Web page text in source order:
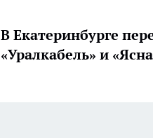
В Екатеринбурге
«Уралкабель» и